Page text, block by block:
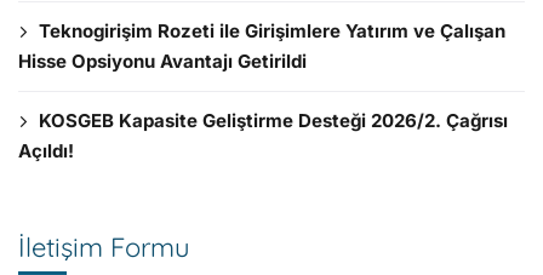
Teknogirişim Rozeti ile Girişimlere Yatırım ve Çalışan
Hisse Opsiyonu Avantajı Getirildi
KOSGEB Kapasite Geliştirme Desteği 2026/2. Çağrısı
Açıldı!
İletişim Formu